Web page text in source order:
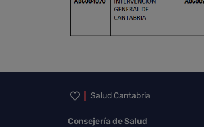
Inicio del pie de
Salud Cantabria
Consejería de Salud